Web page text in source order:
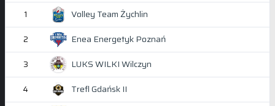
1
Volley Team Żychlin
2 Enea Energetyk Poznań
3 LUKS WILKI Wilczyn
4 Trefl Gdańsk II